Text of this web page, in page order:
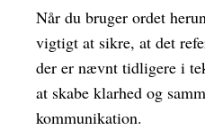
Når du bruger ordet
vigtigt at sikre, at det
der er nævnt tidligere i
at skabe klarhed og
kommunikation.